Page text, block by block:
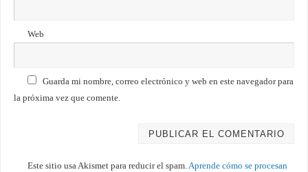
Web
Guarda mi nombre, correo electrónico y web en este navegador para
la próxima vez que comente.
Este sitio usa Akismet para reducir el spam.Aprende cómo se procesan